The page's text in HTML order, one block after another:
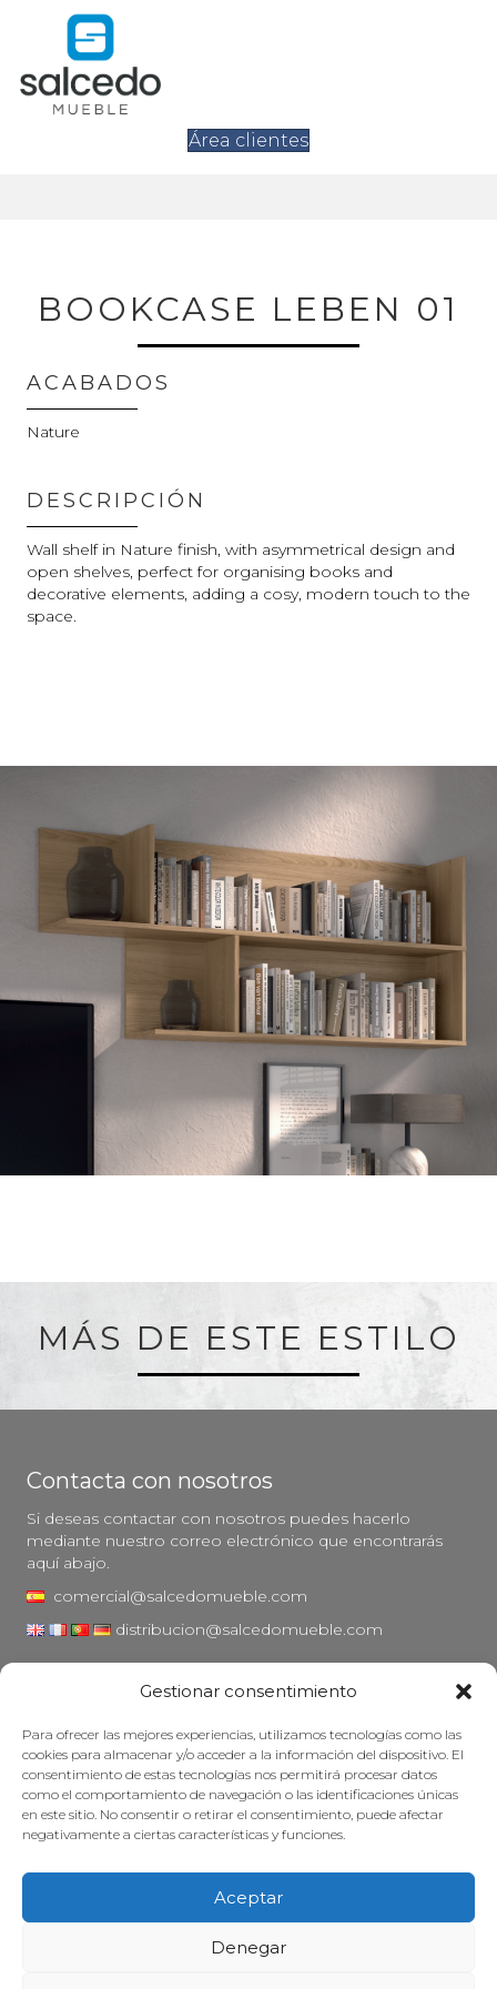
Gestionar consentimiento
Para ofrecer las mejores experiencias, utilizamos tecnologías como las
cookies para almacenar y/o acceder a la información del dispositivo. El
consentimiento de estas tecnologías nos permitirá procesar datos
como el comportamiento de navegación o las identificaciones únicas
en este sitio. No consentir o retirar el consentimiento, puede afectar
negativamente a ciertas características y funciones.
Aceptar
Denegar
Área clientes
BOOKCASE LEBEN 01
ACABADOS
Nature
DESCRIPCIÓN
Wall shelf in Nature finish, with asymmetrical design and
open shelves, perfect for organising books and
decorative elements, adding a cosy, modern touch to the
space.
MÁS DE ESTE ESTILO
Contacta con nosotros
Si deseas contactar con nosotros puedes hacerlo
mediante nuestro correo electrónico que encontrarás
aquí abajo.
comercial@salcedomueble.com
distribucion@salcedomueble.com
Aviso legal
Política de privacidad
Política de cookies
Mantener su mueble
Subvenciones